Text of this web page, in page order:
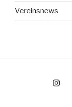
Vereinsnews